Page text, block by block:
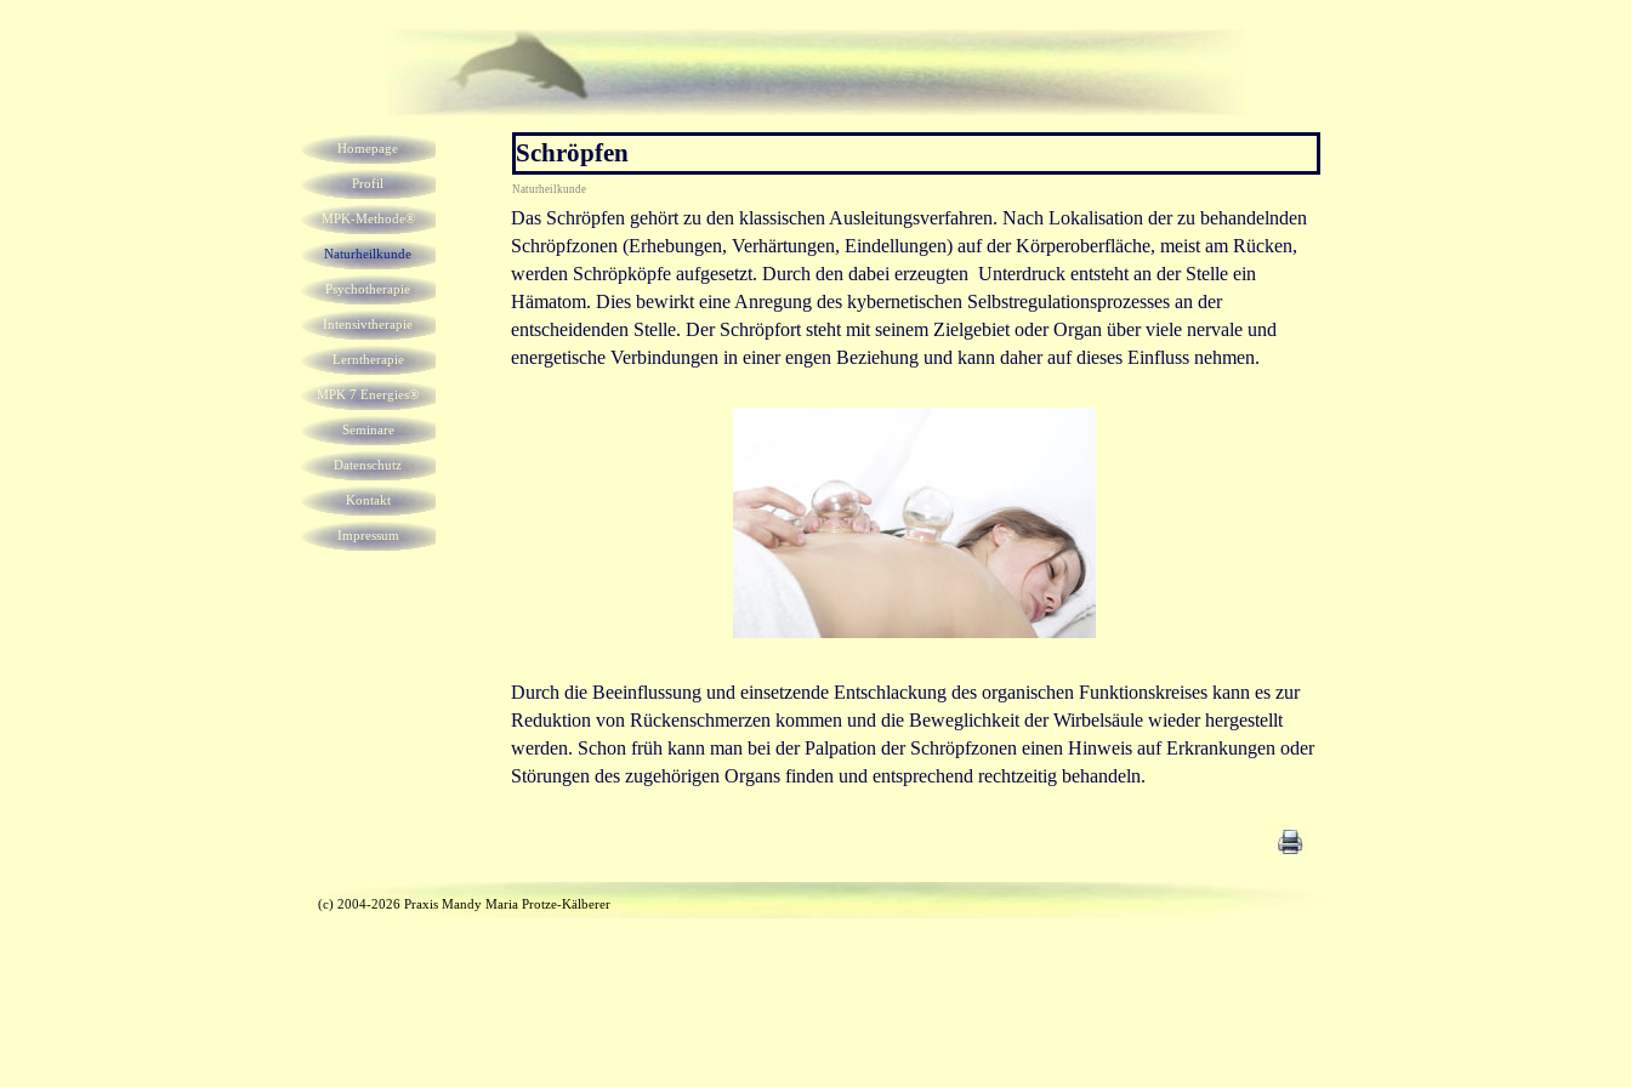
Menü überspringen
Homepage
Profil
MPK-Methode®
Naturheilkunde
Psychotherapie
Intensivtherapie
Lerntherapie
MPK 7 Energies®
Seminare
Datenschutz
Kontakt
Impressum
Schröpfen
Naturheilkunde
Das Schröpfen gehört zu den klassischen Ausleitungsverfahren. Nach Lokalisation der zu behandelnden
Schröpfzonen (Erhebungen, Verhärtungen, Eindellungen) auf der Körperoberfläche, meist am Rücken,
werden Schröpköpfe aufgesetzt. Durch den dabei erzeugten Unterdruck entsteht an der Stelle ein
Hämatom. Dies bewirkt eine Anregung des kybernetischen Selbstregulationsprozesses an der
entscheidenden Stelle. Der Schröpfort steht mit seinem Zielgebiet oder Organ über viele nervale und
energetische Verbindungen in einer engen Beziehung und kann daher auf dieses Einfluss nehmen.
Durch die Beeinflussung und einsetzende Entschlackung des organischen Funktionskreises kann es zur
Reduktion von Rückenschmerzen kommen und die Beweglichkeit der Wirbelsäule wieder hergestellt
werden. Schon früh kann man bei der Palpation der Schröpfzonen einen Hinweis auf Erkrankungen oder
Störungen des zugehörigen Organs finden und entsprechend rechtzeitig behandeln.
(c) 2004-2026 Praxis Mandy Maria Protze-Kälberer